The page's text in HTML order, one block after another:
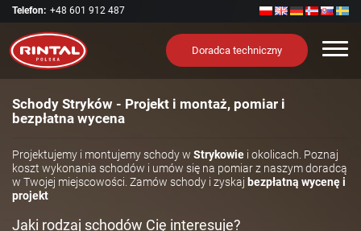
Telefon: +48 601 912 487
Doradca techniczny
Schody Stryków - Projekt i montaż, pomiar i
bezpłatna wycena
Projektujemy i montujemy schody w Strykowie i okolicach. Poznaj
koszt wykonania schodów i umów się na pomiar z naszym doradcą
w Twojej miejscowości. Zamów schody i zyskaj bezpłatną wycenę i
projekt
Jaki rodzaj schodów Cię interesuje?